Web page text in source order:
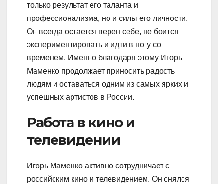
только результат его таланта и
профессионализма, но и силы его личности.
Он всегда остается верен себе, не боится
экспериментировать и идти в ногу со
временем. Именно благодаря этому Игорь
Маменко продолжает приносить радость
людям и оставаться одним из самых ярких и
успешных артистов в России.
Работа в кино и
телевидении
Игорь Маменко активно сотрудничает с
российским кино и телевидением. Он снялся